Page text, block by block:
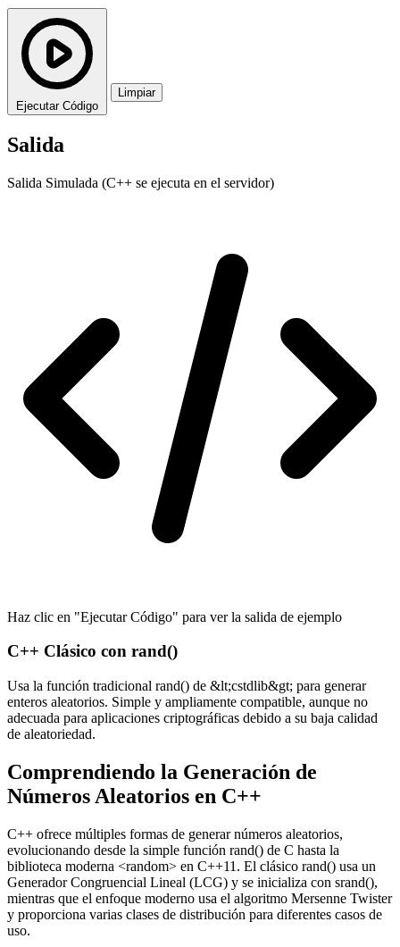
Ejecutar Código
Limpiar
Salida
Salida Simulada (C++ se ejecuta en el servidor)
Haz clic en "Ejecutar Código" para ver la salida de ejemplo
C++ Clásico con rand()
Usa la función tradicional rand() de &lt;cstdlib&gt; para generar
enteros aleatorios. Simple y ampliamente compatible, aunque no
adecuada para aplicaciones criptográficas debido a su baja calidad
de aleatoriedad.
Comprendiendo la Generación de
Números Aleatorios en C++
C++ ofrece múltiples formas de generar números aleatorios,
evolucionando desde la simple función rand() de C hasta la
biblioteca moderna <random> en C++11. El clásico rand() usa un
Generador Congruencial Lineal (LCG) y se inicializa con srand(),
mientras que el enfoque moderno usa el algoritmo Mersenne Twister
y proporciona varias clases de distribución para diferentes casos de
uso.